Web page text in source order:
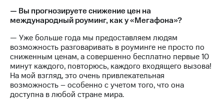
— Вы прогнозируете снижение цен на
международный роуминг, как у «Мегафона»?
— Уже больше года мы предоставляем людям
возможность разговаривать в роуминге не просто по
сниженным ценам, а совершенно бесплатно первые 10
минут каждого, повторюсь, каждого входящего вызова!
На мой взгляд, это очень привлекательная
возможность – особенно с учетом того, что она
доступна в любой стране мира.